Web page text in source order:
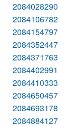
2084028290
2084106782
2084154797
2084352447
2084371763
2084402991
2084410333
2084650457
2084693178
2084884127